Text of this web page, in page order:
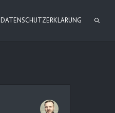
DATENSCHUTZERKLÄRUNG